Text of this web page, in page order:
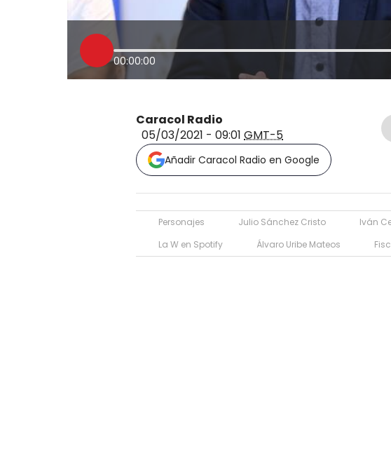
00:00:00
Caracol Radio
05/03/2021 - 09:01 GMT-5
Añadir Caracol Radio en Google
Personajes Julio Sánchez Cristo Iván
La W en Spotify
Álvaro Uribe Mateos